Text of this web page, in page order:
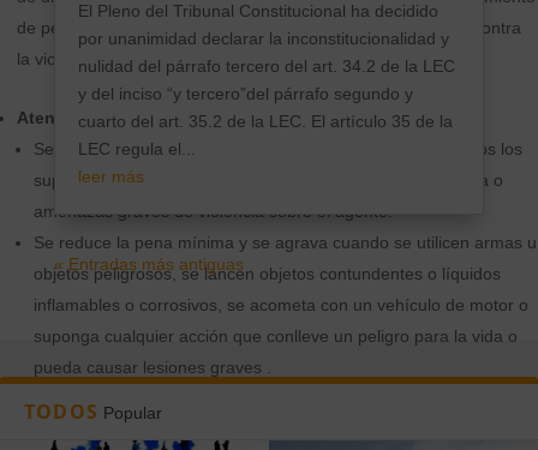
de penas, algo especialmente relevante a la hora de luchar contra
la violencia de género.
Atentado, resistencia y desobediencia
Se da una definición del delito de atentado que incluye todos los
supuestos de acometimiento, agresión, empleo de violencia o
amenazas graves de violencia sobre el agente.
Se reduce la pena mínima y se agrava cuando se utilicen armas u
objetos peligrosos, se lancen objetos contundentes o líquidos
inflamables o corrosivos, se acometa con un vehículo de motor o
suponga cualquier acción que conlleve un peligro para la vida o
pueda causar lesiones graves .
El Pleno del Tribunal Constitucional ha decidido
por unanimidad declarar la inconstitucionalidad y
nulidad del párrafo tercero del art. 34.2 de la LEC
y del inciso “y tercero”del párrafo segundo y
cuarto del art. 35.2 de la LEC. El artículo 35 de la
LEC regula el...
leer más
« Entradas más antiguas
TODOS Popular